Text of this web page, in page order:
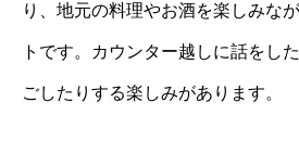
り、地元の料理やお酒を楽しみな
トです。カウンター越しに話をし
ごしたりする楽しみがあります。